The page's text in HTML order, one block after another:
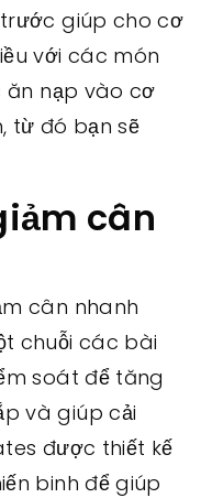
giúp cho cơ
với các món
ăn nạp vào cơ
từ đó bạn sẽ
cân
cân nhanh
chuỗi các bài
soát để tăng
và giúp cải
được thiết kế
binh để giúp